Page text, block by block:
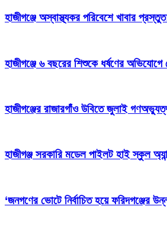
হাজীগঞ্জে অস্বাস্থ্যকর পরিবেশে খাবার
হাজীগঞ্জে ৬ বছরের শিশুকে ধর্ষণের
হাজীগঞ্জের রাজারগাঁও উবিতে জুলাই
হাজীগঞ্জ সরকারি মডেল পাইলট হাই স্কুল
‘জনগণের ভোটে নির্বাচিত হয়ে